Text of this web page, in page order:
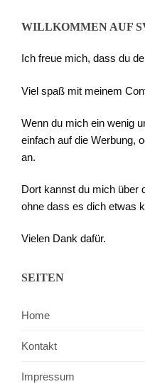
WILLKOMMEN AUF
Ich freue mich, dass du
Viel spaß mit meinem
Wenn du mich ein wenig
einfach auf die Werbung,
an.
Dort kannst du mich über
ohne dass es dich etwas
Vielen Dank dafür.
SEITEN
Home
Kontakt
Impressum